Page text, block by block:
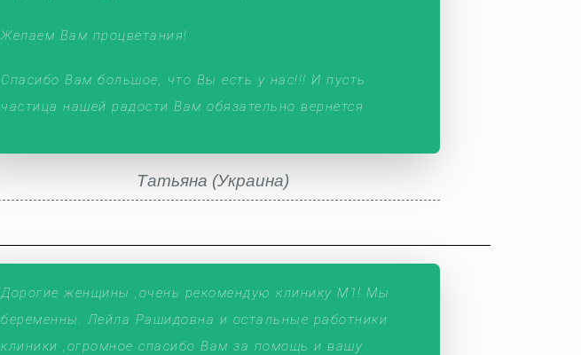
Желаем Вам процветания!
Спасибо Вам большое, что Вы есть у нас!!! И пусть
частица нашей радости Вам обязательно вернется
Татьяна (Украина)
Дорогие женщины ,очень рекомендую клинику М1! Мы
беременны. Лейла Рашидовна и остальные работники
клиники ,огромное спасибо Вам за помощь и вашу